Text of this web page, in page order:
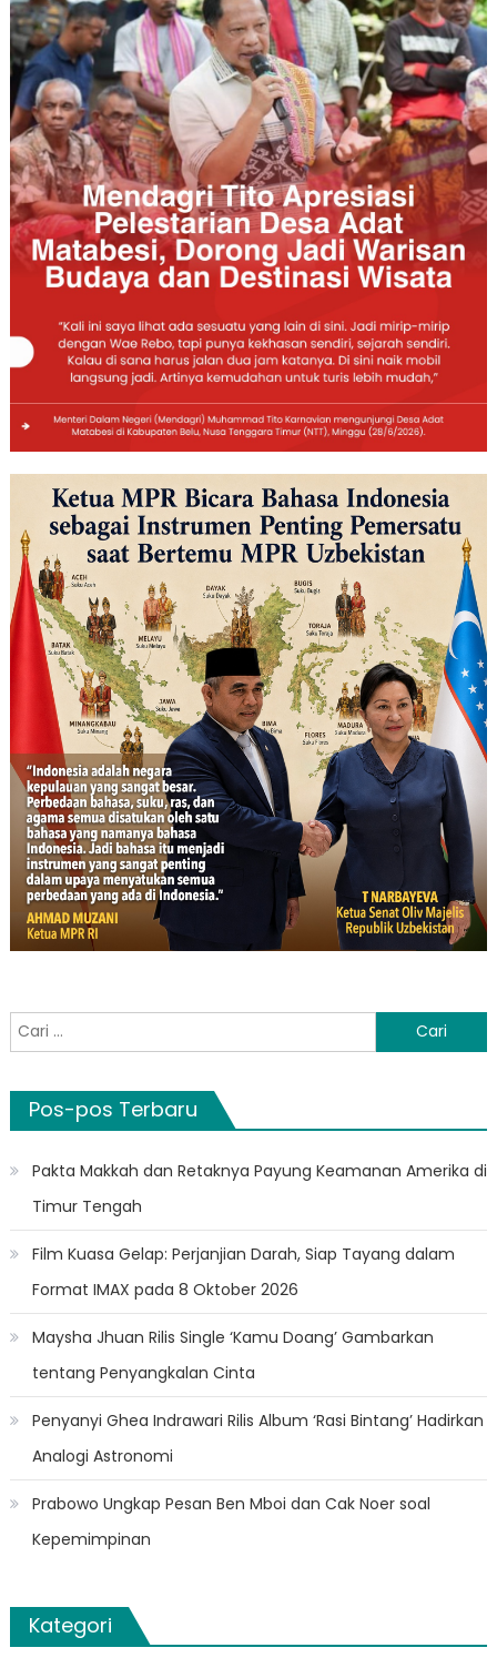
Cari
untuk:
Pos-pos Terbaru
Pakta Makkah dan Retaknya Payung Keamanan Amerika di
Timur Tengah
Film Kuasa Gelap: Perjanjian Darah, Siap Tayang dalam
Format IMAX pada 8 Oktober 2026
Maysha Jhuan Rilis Single ‘Kamu Doang’ Gambarkan
tentang Penyangkalan Cinta
Penyanyi Ghea Indrawari Rilis Album ‘Rasi Bintang’ Hadirkan
Analogi Astronomi
Prabowo Ungkap Pesan Ben Mboi dan Cak Noer soal
Kepemimpinan
Kategori